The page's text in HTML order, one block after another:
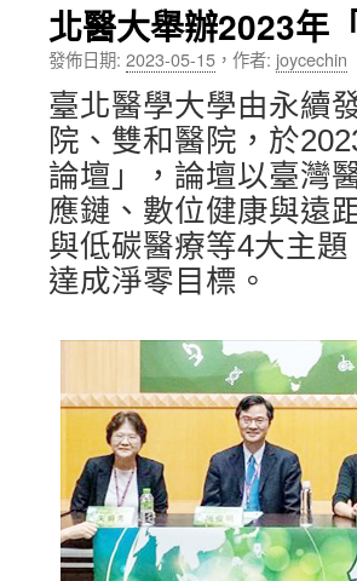
容北醫大舉辦2023年
發佈日期: 2023-05-15 ， 作者: joycechin
臺北醫學大學由永續
院、雙和醫院，於
論壇」，論壇以臺灣
應鏈、數位健康與遠
與低碳醫療等4大主
達成淨零目標。